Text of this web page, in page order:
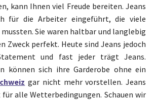
kann Ihnen viel Freude bereiten. Jeans
für die Arbeiter eingeführt, die viele
Sie waren haltbar und langlebig
Zweck perfekt. Heute sind Jeans jedoch
und fast jeder trägt Jeans.
können sich ihre Garderobe ohne ein
gar nicht mehr vorstellen. Jeans
alle Wetterbedingungen. Schauen wir